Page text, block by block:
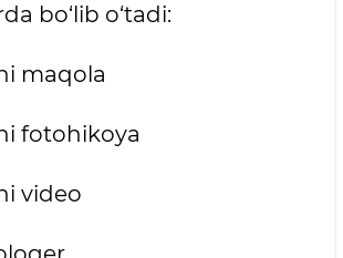
bo‘lib o‘tadi:
maqola
fotohikoya
video